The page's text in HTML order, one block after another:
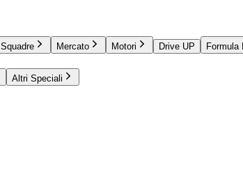
Squadre Mercato Motori Drive UP Formula
Altri Speciali